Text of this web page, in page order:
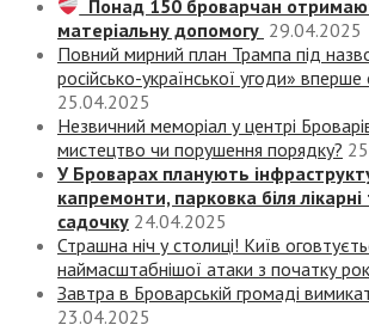
Понад 150 броварчан
матеріальну допомогу 29.04.2025
Повний мирний план Трампа під
російсько-української угоди»
25.04.2025
Незвичний меморіал у центрі
мистецтво чи порушення порядку?
У Броварах планують
капремонти, парковка біля
садочку 24.04.2025
Страшна ніч у столиці! Київ
наймасштабнішої атаки з початку
Завтра в Броварській громаді
23.04.2025